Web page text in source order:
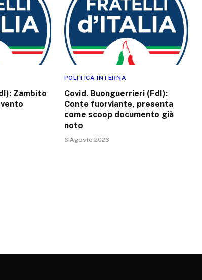
Zambito
POLITICA INTERNA
Covid. Buonguerrieri (FdI):
Conte fuorviante, presenta
come scoop documento già
noto
6 Agosto 2026